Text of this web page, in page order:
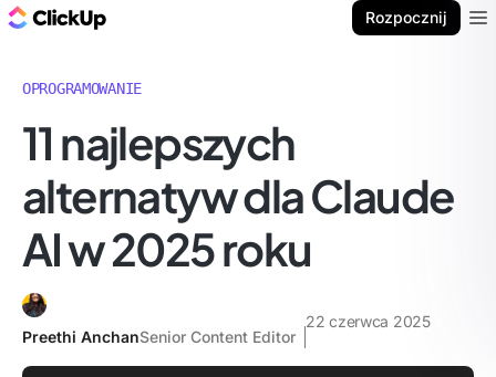
Rozpocznij
OPROGRAMOWANIE
11 najlepszych
alternatyw dla Claude
AI w 2025 roku
Preethi AnchanSenior Content Editor
22 czerwca 2025